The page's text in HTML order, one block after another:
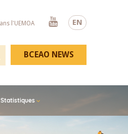
EN
l'UEMOA
Youtube
Statistiques
BCEAO NEWS